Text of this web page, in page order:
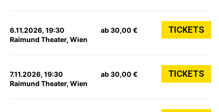
6.11.2026, 19:30
Raimund Theater, Wien
ab 30,00 € TICKETS
7.11.2026, 19:30
Raimund Theater, Wien
ab 30,00 € TICKETS